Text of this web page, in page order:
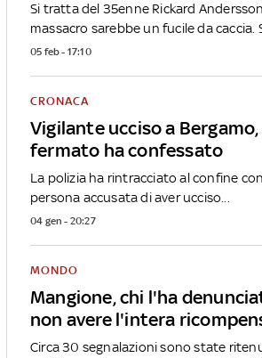
Si tratta del 35enne Rickard
massacro sarebbe un fucile da caccia.
05 feb - 17:10
Vigilante ucciso a
fermato ha confessato
CRONACA
La polizia ha rintracciato al confine
persona accusata di aver ucciso...
04 gen - 20:27
Mangione, chi l'ha
non avere l'intera
MONDO
Circa 30 segnalazioni sono state